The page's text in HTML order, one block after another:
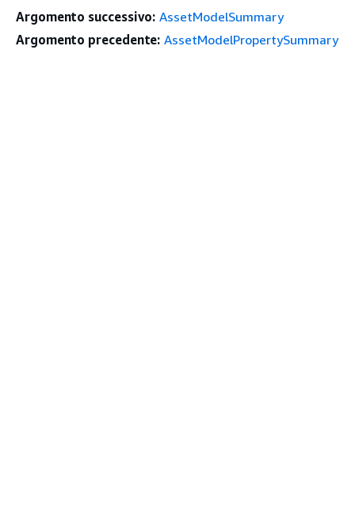
Argomento successivo: AssetModelSummary
Argomento precedente: AssetModelPropertySummary